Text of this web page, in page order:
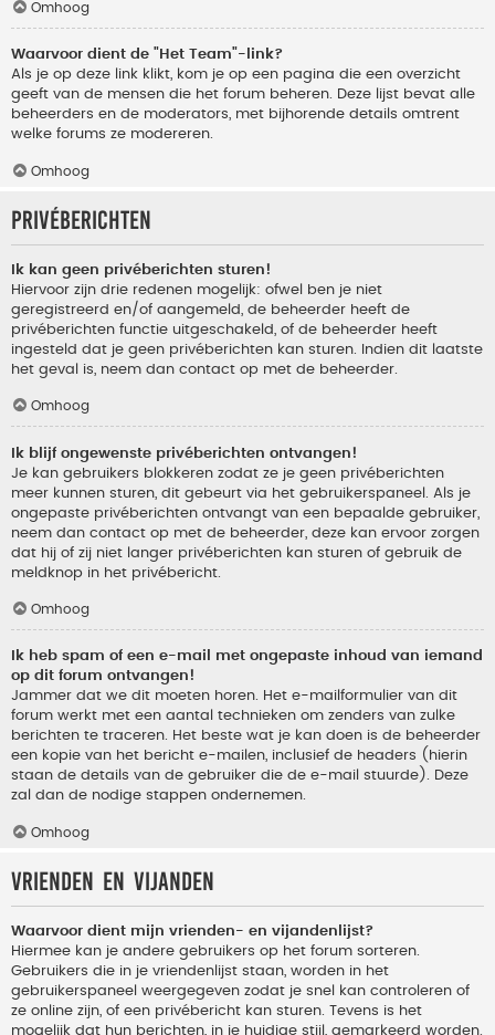
Omhoog
Waarvoor dient de "Het Team"-link?
Als je op deze link klikt, kom je op een pagina die een overzicht
geeft van de mensen die het forum beheren. Deze lijst bevat alle
beheerders en de moderators, met bijhorende details omtrent
welke forums ze modereren.
Omhoog
Privéberichten
Ik kan geen privéberichten sturen!
Hiervoor zijn drie redenen mogelijk: ofwel ben je niet
geregistreerd en/of aangemeld, de beheerder heeft de
privéberichten functie uitgeschakeld, of de beheerder heeft
ingesteld dat je geen privéberichten kan sturen. Indien dit laatste
het geval is, neem dan contact op met de beheerder.
Omhoog
Ik blijf ongewenste privéberichten ontvangen!
Je kan gebruikers blokkeren zodat ze je geen privéberichten
meer kunnen sturen, dit gebeurt via het gebruikerspaneel. Als je
ongepaste privéberichten ontvangt van een bepaalde gebruiker,
neem dan contact op met de beheerder, deze kan ervoor zorgen
dat hij of zij niet langer privéberichten kan sturen of gebruik de
meldknop in het privébericht.
Omhoog
Ik heb spam of een e-mail met ongepaste inhoud van iemand
op dit forum ontvangen!
Jammer dat we dit moeten horen. Het e-mailformulier van dit
forum werkt met een aantal technieken om zenders van zulke
berichten te traceren. Het beste wat je kan doen is de beheerder
een kopie van het bericht e-mailen, inclusief de headers (hierin
staan de details van de gebruiker die de e-mail stuurde). Deze
zal dan de nodige stappen ondernemen.
Omhoog
Vrienden en vijanden
Waarvoor dient mijn vrienden- en vijandenlijst?
Hiermee kan je andere gebruikers op het forum sorteren.
Gebruikers die in je vriendenlijst staan, worden in het
gebruikerspaneel weergegeven zodat je snel kan controleren of
ze online zijn, of een privébericht kan sturen. Tevens is het
mogelijk dat hun berichten, in je huidige stijl, gemarkeerd worden.